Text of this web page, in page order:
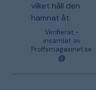
vilket håll den
hamnat åt.
Verifierat -
insamlat av
Proffsmagasinet.se